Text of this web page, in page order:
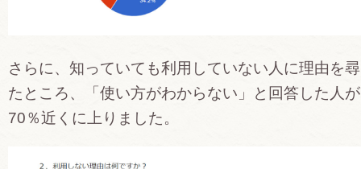
さらに、知っていても利用していない人に理由を
たところ、「使い方がわからない」と回答した人が
70％近くに上りました。